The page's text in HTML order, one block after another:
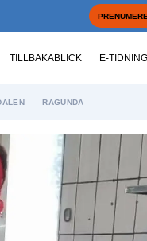
TILLBAKABLICK E-TIDNING
RAGUNDA